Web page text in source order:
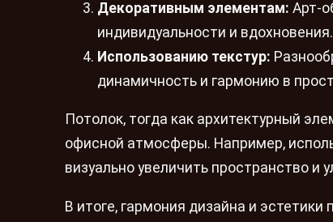
Декоративным элементам: Арт-
индивидуальности и вдохновения.
Использованию текстур:
динамичность и гармонию в
Потолок, тогда как архитектурный
офисной атмосферы. Например,
визуально увеличить пространство и
В итоге, гармония дизайна и